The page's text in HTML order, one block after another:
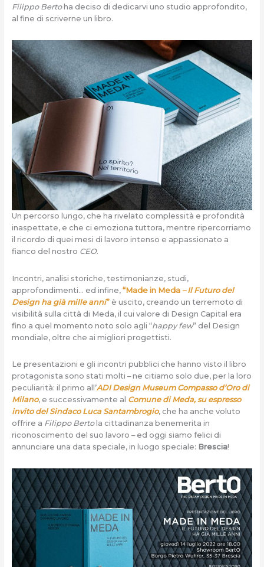
Filippo Bertoha deciso di dedicarvi uno studio approfondito,
al fine di scriverne un libro.
Un percorso lungo, che ha rivelato complessità e profondità
inaspettate, e che ci emoziona tuttora, mentre ripercorriamo
il ricordo di quei mesi di lavoro intenso e appassionato a
fianco del nostro CEO.
Incontri, analisi storiche, testimonianze, studi,
approfondimenti… ed infine, “Made in Meda – Il Futuro del
Design ha già mille anni” è uscito, creando un terremoto di
visibilità sulla città di Meda, il cui valore di Design Capital era
fino a quel momento noto solo agli “happy few” del Design
mondiale, oltre che ai migliori progettisti.
Le presentazioni e gli incontri pubblici che hanno visto il libro
protagonista sono stati molti – ne citiamo solo due, per la loro
peculiarità: il primo all’ADI Design Museum Compasso d’Oro di
Milano, e successivamente al Comune di Meda, su espresso
invito del Sindaco Luca Santambrogio, che ha anche voluto
offrire a Filippo Bertola cittadinanza benemerita in
riconoscimento del suo lavoro – ed oggi siamo felici di
annunciare una data speciale, in luogo speciale: Brescia!